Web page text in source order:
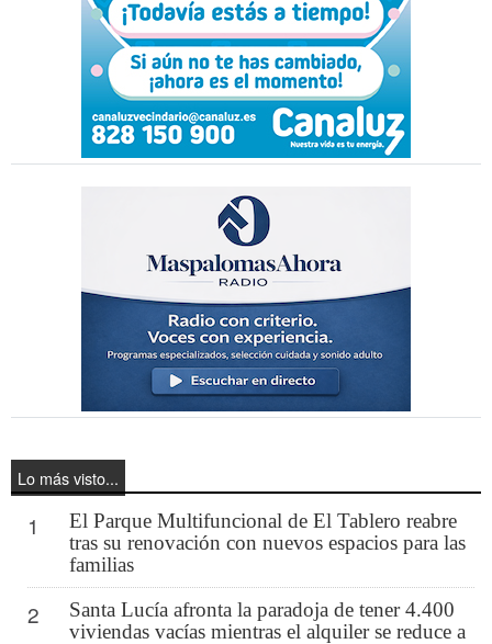
Lo más visto...
1
El Parque Multifuncional de El Tablero reabre
tras su renovación con nuevos espacios para las
familias
2
Santa Lucía afronta la paradoja de tener 4.400
viviendas vacías mientras el alquiler se reduce a